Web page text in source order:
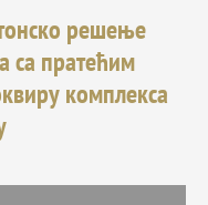
решење
са пратећим
комплекса